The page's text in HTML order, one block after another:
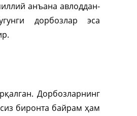
анъана авлоддан-
дорбозлар эса
Дорбозларнинг
биронта байрам ҳам